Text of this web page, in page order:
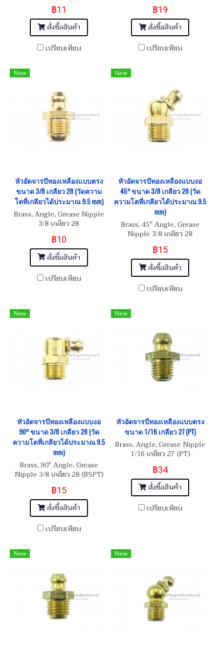
฿11
สั่งซื้อสินค้า
เปรียบเทียบ
฿19
สั่งซื้อสินค้า
เปรียบเทียบ
New
หัวอัดจารบีทองเหลืองแบบตรง
ขนาด 3/8 เกลียว 28 (วัดความ
โตที่เกลียวได้ประมาณ 9.5 mm)
Brass, Angle, Grease Nipple
3/8 เกลียว 28
฿10
สั่งซื้อสินค้า
เปรียบเทียบ
New
หัวอัดจารบีทองเหลืองแบบงอ
45° ขนาด 3/8 เกลียว 28 (วัด
ความโตที่เกลียวได้ประมาณ 9.5
mm)
Brass, 45° Angle, Grease
Nipple 3/8 เกลียว 28
฿15
สั่งซื้อสินค้า
เปรียบเทียบ
New
หัวอัดจารบีทองเหลืองแบบงอ
90° ขนาด 3/8 เกลียว 28 (วัด
ความโตที่เกลียวได้ประมาณ 9.5
mm)
Brass, 90° Angle, Grease
Nipple 3/8 เกลียว 28 (BSPT)
฿15
สั่งซื้อสินค้า
เปรียบเทียบ
New
หัวอัดจารบีทองเหลืองแบบตรง
ขนาด 1/16 เกลียว 27 (PT)
Brass, Angle, Grease Nipple
1/16 เกลียว 27 (PT)
฿34
สั่งซื้อสินค้า
เปรียบเทียบ
New New